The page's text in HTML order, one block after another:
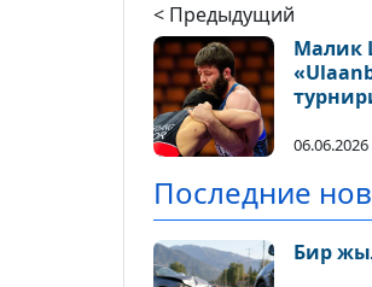
< Предыдущий
Малик
Последние
Бир